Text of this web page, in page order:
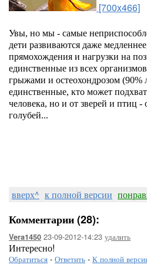
[700x466]
Увы, но мы - самые
дети развиваются даже
прямохождения и нагрузки на
единственные из всех
грыжами и остеохондрозом
единственные, кто может
человека, но и от зверей и птиц -
голубей...
вверх^ к полной версии
Комментарии (28):
Vera1450 23-09-2012-14:23 удалить
Интересно!
Обратиться - Ответить - К полной